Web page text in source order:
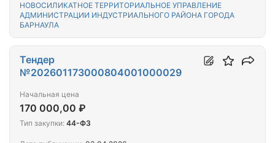
НОВОСИЛИКАТНОЕ ТЕРРИТОРИАЛЬНОЕ УПРАВЛЕНИЕ
АДМИНИСТРАЦИИ ИНДУСТРИАЛЬНОГО РАЙОНА ГОРОДА
БАРНАУЛА
Тендер
№202601173000804001000029
Начальная цена
170 000,00 ₽
Тип закупки: 44-ФЗ